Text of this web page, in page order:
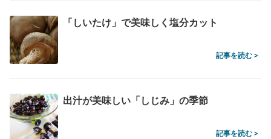
「しいたけ」で美味しく塩分カット
記事を読む >
出汁が美味しい「しじみ」の季節
記事を読む >